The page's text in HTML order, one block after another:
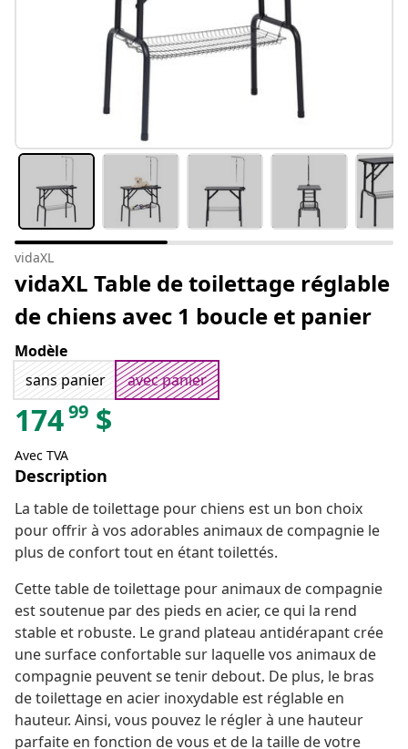
vidaXL
vidaXL Table de toilettage réglable
de chiens avec 1 boucle et panier
Modèle
sans panier
avec panier
17499 $
Avec TVA
Description
La table de toilettage pour chiens est un bon choix
pour offrir à vos adorables animaux de compagnie le
plus de confort tout en étant toilettés.
Cette table de toilettage pour animaux de compagnie
est soutenue par des pieds en acier, ce qui la rend
stable et robuste. Le grand plateau antidérapant crée
une surface confortable sur laquelle vos animaux de
compagnie peuvent se tenir debout. De plus, le bras
de toilettage en acier inoxydable est réglable en
hauteur. Ainsi, vous pouvez le régler à une hauteur
parfaite en fonction de vous et de la taille de votre